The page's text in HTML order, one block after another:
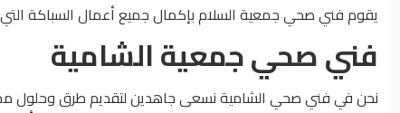
يقوم فني صحي جمعية السلام بإكمال جميع أعمال السباكة التي
فني صحي جمعية الشامية
نحن في فني صحي الشامية نسعى جاهدين لتقديم طرق وحلول